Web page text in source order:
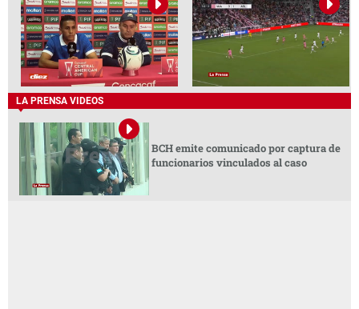
LA PRENSA VIDEOS
BCH emite comunicado por captura de
funcionarios vinculados al caso